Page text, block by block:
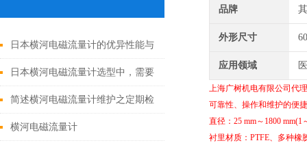
日本横河电磁流量计的优异性能与
广泛应用
日本横河电磁流量计选型中，需要
注意哪些要素呢？
简述横河电磁流量计维护之定期检
查传感器电性能
横河电磁流量计
品牌
外形尺寸
应用领域
上海广树机电有限公司代
可靠性、操作和维护的便
直径：25 mm～1800 mm(1
衬里材质：PTFE、多种橡